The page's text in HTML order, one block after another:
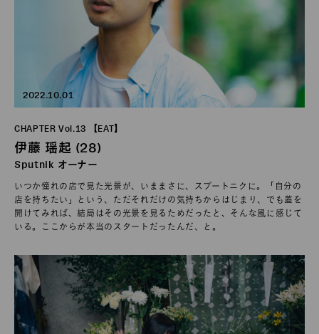
2022.10.01
CHAPTER Vol.13 【EAT】
伊藤 瑶起 (28)
Sputnik オーナー
いつか憧れの店で見た光景が、いままさに、スプートニクに。「自分の
店を持ちたい」という、ただそれだけの気持ちからはじまり、でも蓋を
開けてみれば、結局はその光景を見るためだったと、そんな風に感じて
いる。ここからが本当のスタートだったんだ、と。